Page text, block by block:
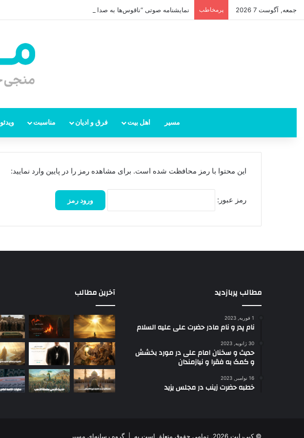
جمعه, آگوست 7 2026 پرمخاطب نمایشنامه صوتی “ناقوس‌ها به صدا در‌می‌آیند”
مسیر اهل بیت فرق و ادیان مناسبت ویدئو
این محتوا با رمز محافظت شده است. برای مشاهده رمز را در پایین وارد نمایید:
رمز عبور:
مطالب پربازدید
1 فوریه, 2023
نام پدر و نام مادر حضرت علی علیه السلام
30 ژانویه, 2023
حدیث و سخنان امام علی در مورد بخشش
و کمک به فقرا و نیازمندان
16 نوامبر, 2023
خطبه حضرت زینب در مجلس یزید
آخرین مطالب
© کپی‌رایت 2026, تمامی حقوق متعلق است به | گروه رسانه‌ای مسیر